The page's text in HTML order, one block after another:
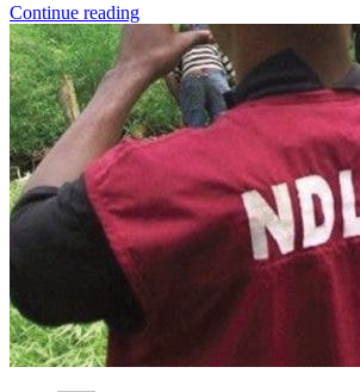
Continue reading